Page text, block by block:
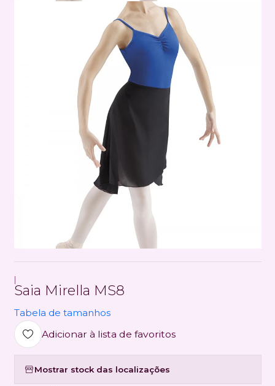
Saia Mirella MS8
Tabela de tamanhos
Adicionar à lista de favoritos
Mostrar stock das localizações